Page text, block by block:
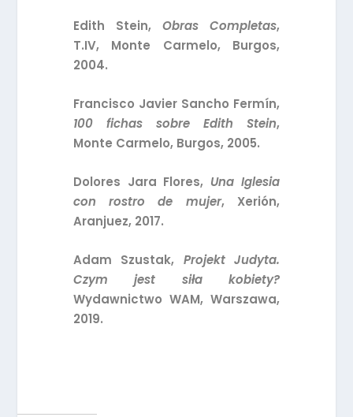
Edith Stein,Obras Completas,
T.IV, Monte Carmelo, Burgos,
2004.
Francisco Javier Sancho Fermín,
100 fichas sobre Edith Stein,
Monte Carmelo, Burgos, 2005.
Dolores Jara Flores, Una Iglesia
con rostro de mujer, Xerión,
Aranjuez, 2017.
Adam Szustak, Projekt Judyta.
Czym jest siła kobiety?
Wydawnictwo WAM, Warszawa,
2019.